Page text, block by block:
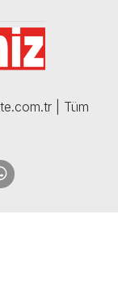
| Tüm